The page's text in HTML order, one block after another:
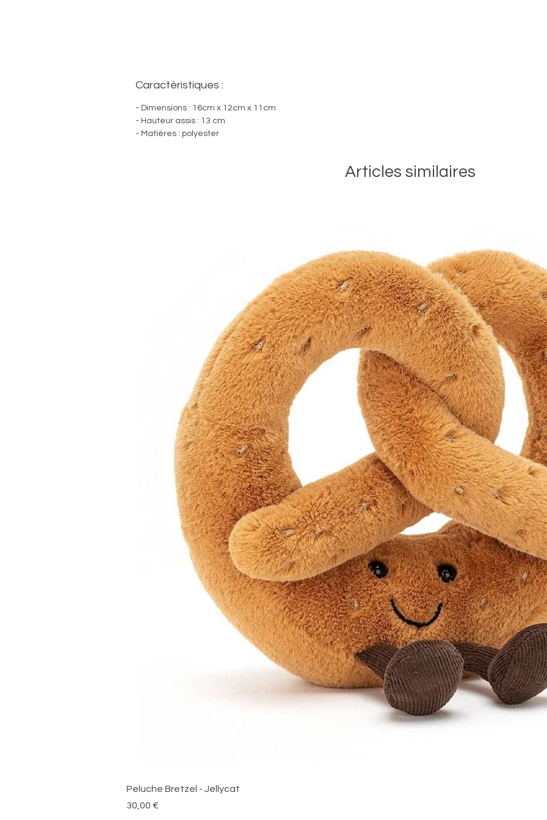
Caractéristiques :
- Dimensions : 16cm x 12cm x 11cm
- Hauteur assis : 13 cm
- Matières : polyester
Articles similaires
Peluche Bretzel - Jellycat
Prix
30,00 €